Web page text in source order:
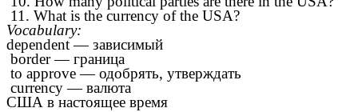
11. What is the currency of the USA?
Vocabulary:
dependent — зависимый
border — граница
to approve — одобрять, утверждать
currency — валюта
США в настоящее время